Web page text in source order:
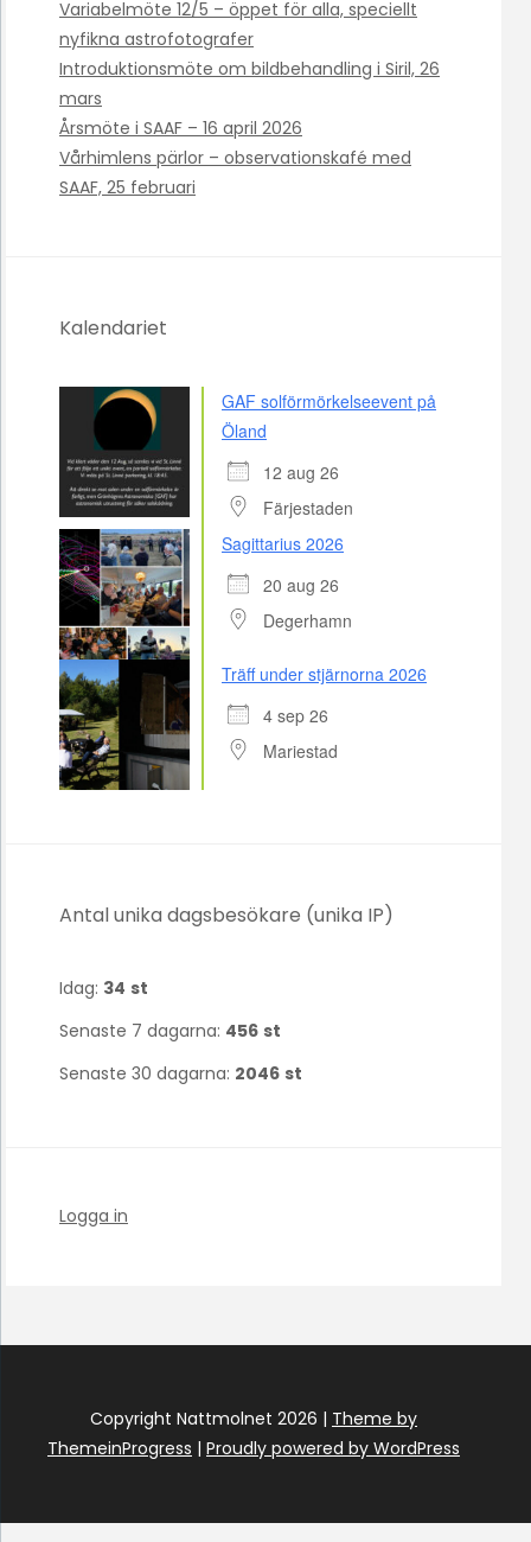
Variabelmöte 12/5 – öppet för alla, speciellt
nyfikna astrofotografer
Introduktionsmöte om bildbehandling i Siril, 26
mars
Årsmöte i SAAF – 16 april 2026
Vårhimlens pärlor – observationskafé med
SAAF, 25 februari
Kalendariet
GAF solförmörkelseevent på
Öland
12 aug 26
Färjestaden
Sagittarius 2026
20 aug 26
Degerhamn
Träff under stjärnorna 2026
4 sep 26
Mariestad
Antal unika dagsbesökare (unika IP)
Idag: 34 st
Senaste 7 dagarna: 456 st
Senaste 30 dagarna: 2046 st
Logga in
Copyright Nattmolnet 2026 | Theme by
ThemeinProgress | Proudly powered by WordPress